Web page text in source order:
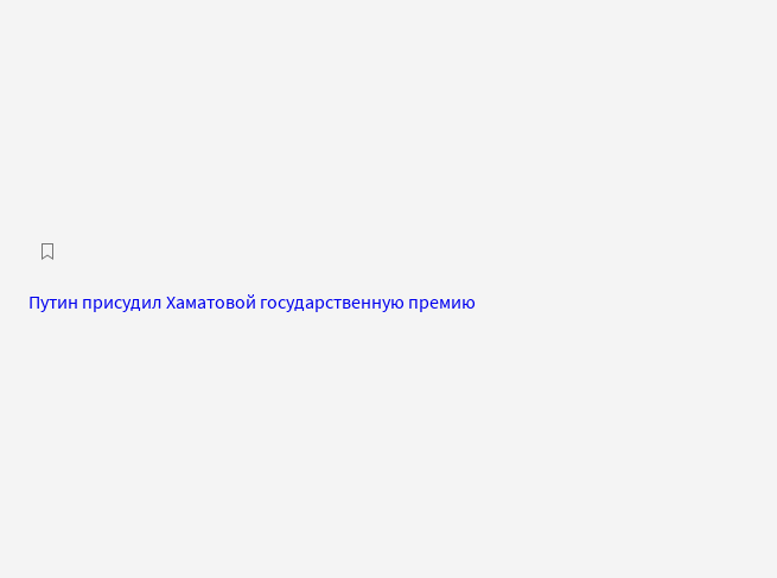
Путин присудил Хаматовой государственную премию